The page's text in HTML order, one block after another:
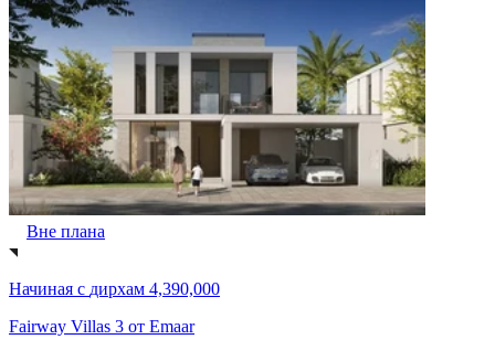
Вне плана
Начиная с дирхам 4,390,000
Fairway Villas 3 от Emaar